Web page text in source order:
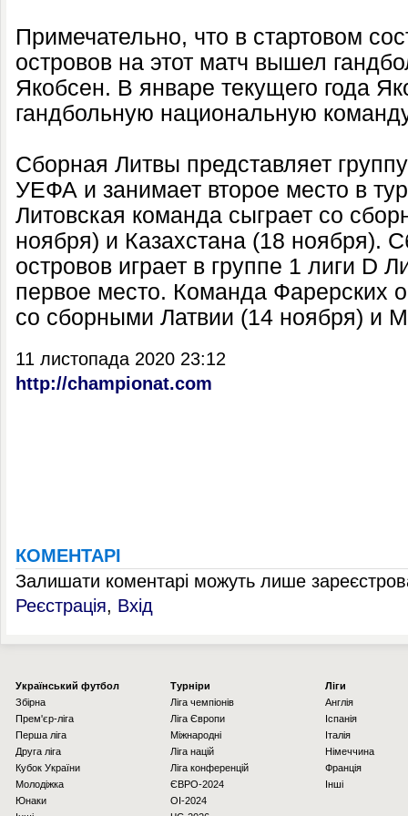
Примечательно, что в стартовом
островов на этот матч вышел
Якобсен. В январе текущего года
гандбольную национальную
Сборная Литвы представляет
УЕФА и занимает второе место в
Литовская команда сыграет со
ноября) и Казахстана (18 ноября).
островов играет в группе 1 лиги D
первое место. Команда Фарерских
со сборными Латвии (14 ноября) и
11 листопада 2020 23:12
http://championat.com
КОМЕНТАРІ
Залишати коментарі можуть лише
Реєстрація, Вхід
Українcький футбол
Збірна
Прем'єр-ліга
Перша ліга
Друга ліга
Кубок України
Молодіжка
Юнаки
Турніри
Ліга чемпіонів
Ліга Європи
Міжнародні
Ліга націй
Ліга конференцій
ЄВРО-2024
OI-2024
Ліги
Англія
Іспанія
Італія
Німеччина
Франція
Інші